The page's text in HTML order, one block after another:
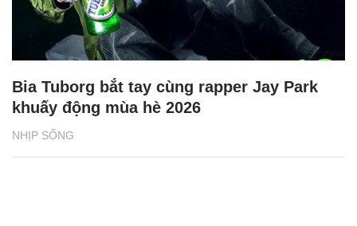
NHỊP SỐNG
Bia Tuborg bắt tay cùng rapper Jay Park
khuấy động mùa hè 2026